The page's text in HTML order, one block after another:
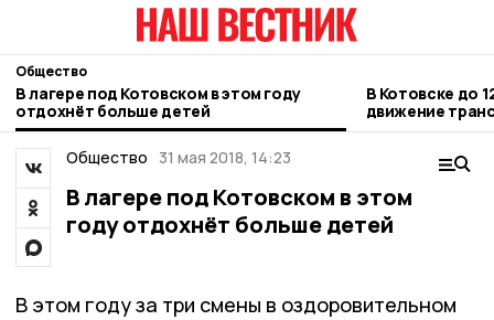
Общество
В лагере под Котовском в этом году
отдохнёт больше детей
В Котовске до
движение
Новой
Общество
31 мая 2018, 14:23
В лагере под Котовском в этом
году отдохнёт больше детей
В этом году за три смены в оздоровительном